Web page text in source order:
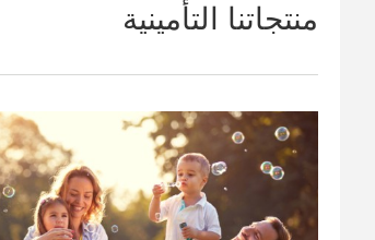
منتجاتنا التأمينية